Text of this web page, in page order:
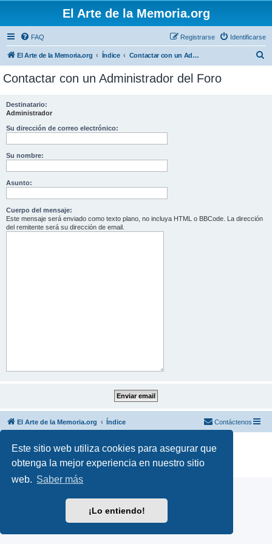
Este sitio web utiliza cookies para asegurar que
obtenga la mejor experiencia en nuestro sitio
web. Saber más
¡Lo entiendo!
El Arte de la Memoria.org
FAQ Identificarse
Registrarse
El Arte de la Memoria.org Índice Contactar con un Administrador del Foro
Contactar con un Administrador del Foro
Destinatario:
Administrador
Su dirección de correo electrónico:
Su nombre:
Asunto:
Cuerpo del mensaje:
Este mensaje será enviado como texto plano, no incluya HTML o BBCode. La dirección
del remitente será su dirección de email.
El Arte de la Memoria.org Índice Contáctenos
Desarrollado por phpBB ® Forum Software © phpBB Limited
Traducción al español por
phpBB España
Privacidad|Condiciones